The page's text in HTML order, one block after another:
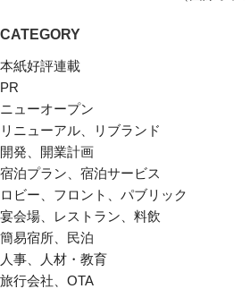
CATEGORY
本紙好評連載
PR
ニューオープン
リニューアル、リブランド
開発、開業計画
宿泊プラン、宿泊サービス
ロビー、フロント、パブリック
宴会場、レストラン、料飲
簡易宿所、民泊
人事、人材・教育
旅行会社、OTA